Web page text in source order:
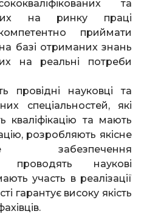
та
на ринку праці
приймати
базі отриманих знань
на реальні потреби
провідні науковці та
спеціальностей, які
кваліфікацію та мають
розробляють якісне
забезпечення
проводять наукові
участь в реалізації
гарантує високу якість